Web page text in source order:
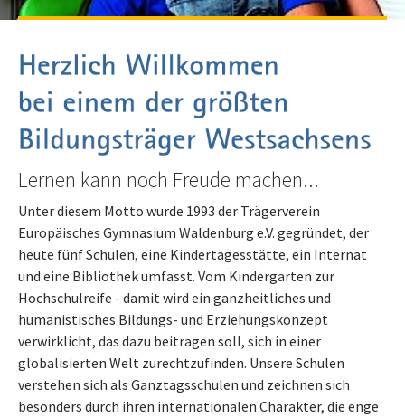
Lernen kann noch Freude machen...
Unter diesem Motto wurde 1993 der Trägerverein
Europäisches Gymnasium Waldenburg e.V. gegründet, der
heute fünf Schulen, eine Kindertagesstätte, ein Internat
und eine Bibliothek umfasst. Vom Kindergarten zur
Hochschulreife - damit wird ein ganzheitliches und
humanistisches Bildungs- und Erziehungskonzept
verwirklicht, das dazu beitragen soll, sich in einer
globalisierten Welt zurechtzufinden. Unsere Schulen
verstehen sich als Ganztagsschulen und zeichnen sich
besonders durch ihren internationalen Charakter, die enge